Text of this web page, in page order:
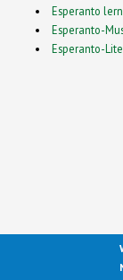
Esperanto
Esperanto-
Esperanto-